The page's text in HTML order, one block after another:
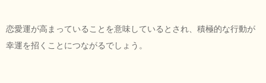
恋愛運が高まっていることを意味しているとされ、積極的な行動が
幸運を招くことにつながるでしょう。